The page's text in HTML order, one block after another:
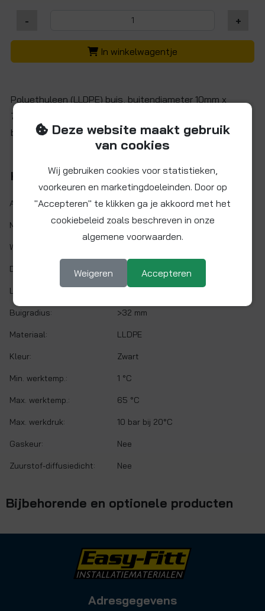
- +
In winkelwagentje
Polyethyleen (LLDPE) buis, buitendiameter 10mm x
7,0mm binnendiameter. U kunt dit artikel per meter
bestellen. Het wordt van de kniprol voor u afgeknipt.
Kenmerken
Artikelnr.: PE-1007-PM-E
Maat: Ø 10 x 7 mm
Wanddikte:
Doorlaat: Ø 7 mm
Lengte: 1 meter
Buigradius: >32 mm
Materiaal: LLDPE
Kleur: Zwart
Min. werktemp.: 1 °C
Max. werktemp.: 65 °C
Max. werkdruk: 10 bar bij 20°C
Gaskeur: Nee
Zuurstof-diffusiedicht: Nee
Bijbehorende en optionele producten
Adresgegevens
Deze website maakt gebruik
van cookies
Wij gebruiken cookies voor statistieken,
voorkeuren en marketingdoeleinden. Door op
"Accepteren" te klikken ga je akkoord met het
cookiebeleid zoals beschreven in onze
algemene voorwaarden.
Weigeren Accepteren